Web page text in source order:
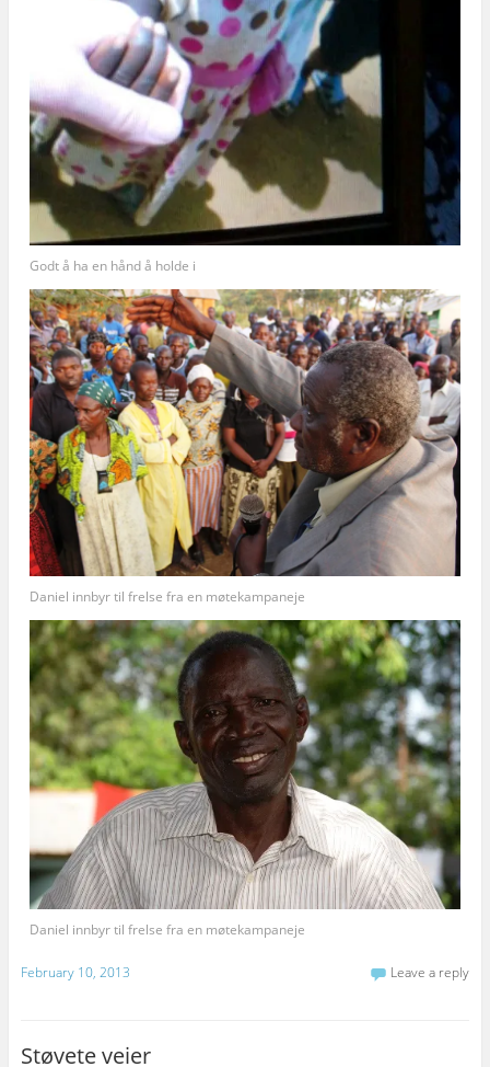
Godt å ha en hånd å holde i
Daniel innbyr til frelse fra en møtekampaneje
Daniel innbyr til frelse fra en møtekampaneje
February 10, 2013 Leave a reply
Støvete veier